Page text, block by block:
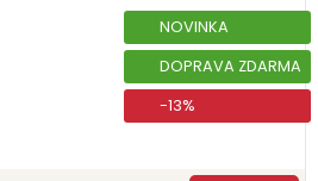
NOVINKA
DOPRAVA ZDARMA
-13%